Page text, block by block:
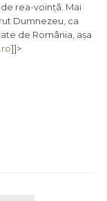
rea-voințã. Mai
Dumnezeu, ca
de România, așa
]]>